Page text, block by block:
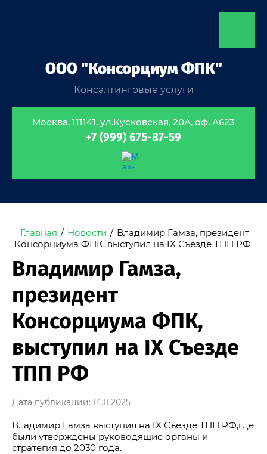
ООО "Консорциум ФПК"
Консалтинговые услуги
Москва, 111141, ул.Кусковская, 20А, оф. А623
+7 (999) 675-87-59
Главная / Новости / Владимир Гамза, президент
Консорциума ФПК, выступил на IX Съезде ТПП РФ
Владимир Гамза,
президент
Консорциума ФПК,
выступил на IX Съезде
ТПП РФ
Дата публикации: 14.11.2025
Владимир Гамза выступил на IX Съезде ТПП РФ,где
были утверждены руководящие органы и
стратегия до 2030 года.